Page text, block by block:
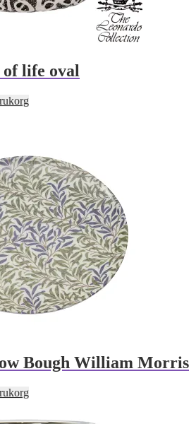
life oval
Bough William Morris